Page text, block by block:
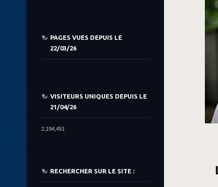
PAGES VUES DEPUIS LE
22/03/26
VISITEURS UNIQUES DEPUIS LE
21/04/26
2,194,451
RECHERCHER SUR LE SITE :